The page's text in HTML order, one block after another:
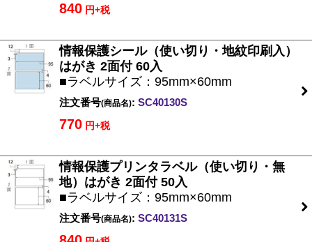
840 円+税
情報保護シール（使い切り・地紋印刷入）
はがき 2面付 60入
■ラベルサイズ：95mm×60mm
注文番号(商品名): SC40130S
770 円+税
情報保護プリンタラベル（使い切り・無
地）はがき 2面付 50入
■ラベルサイズ：95mm×60mm
注文番号(商品名): SC40131S